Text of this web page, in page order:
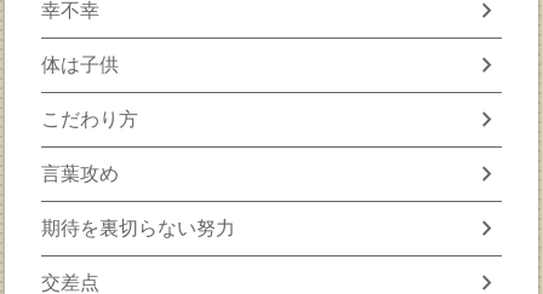
幸不幸 chevron_right
体は子供 chevron_right
こだわり方 chevron_right
言葉攻め chevron_right
期待を裏切らない努力 chevron_right
交差点 chevron_right